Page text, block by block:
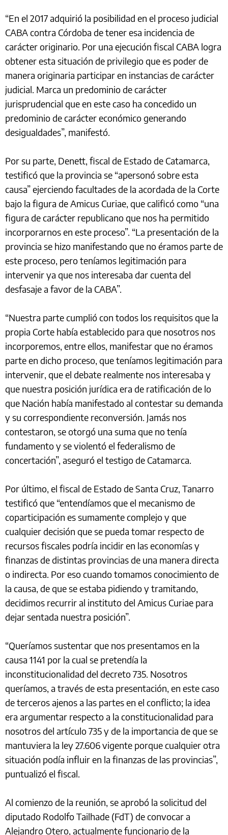
“En el 2017 adquirió la posibilidad en el proceso judicial
CABA contra Córdoba de tener esa incidencia de
carácter originario. Por una ejecución fiscal CABA logra
obtener esta situación de privilegio que es poder de
manera originaria participar en instancias de carácter
judicial. Marca un predominio de carácter
jurisprudencial que en este caso ha concedido un
predominio de carácter económico generando
desigualdades”, manifestó.
Por su parte, Denett, fiscal de Estado de Catamarca,
testificó que la provincia se “apersonó sobre esta
causa” ejerciendo facultades de la acordada de la Corte
bajo la figura de Amicus Curiae, que calificó como “una
figura de carácter republicano que nos ha permitido
incorporarnos en este proceso”. “La presentación de la
provincia se hizo manifestando que no éramos parte de
este proceso, pero teníamos legitimación para
intervenir ya que nos interesaba dar cuenta del
desfasaje a favor de la CABA”.
“Nuestra parte cumplió con todos los requisitos que la
propia Corte había establecido para que nosotros nos
incorporemos, entre ellos, manifestar que no éramos
parte en dicho proceso, que teníamos legitimación para
intervenir, que el debate realmente nos interesaba y
que nuestra posición jurídica era de ratificación de lo
que Nación había manifestado al contestar su demanda
y su correspondiente reconversión. Jamás nos
contestaron, se otorgó una suma que no tenía
fundamento y se violentó el federalismo de
concertación”, aseguró el testigo de Catamarca.
Por último, el fiscal de Estado de Santa Cruz, Tanarro
testificó que “entendíamos que el mecanismo de
coparticipación es sumamente complejo y que
cualquier decisión que se pueda tomar respecto de
recursos fiscales podría incidir en las economías y
finanzas de distintas provincias de una manera directa
o indirecta. Por eso cuando tomamos conocimiento de
la causa, de que se estaba pidiendo y tramitando,
decidimos recurrir al instituto del Amicus Curiae para
dejar sentada nuestra posición”.
“Queríamos sustentar que nos presentamos en la
causa 1141 por la cual se pretendía la
inconstitucionalidad del decreto 735. Nosotros
queríamos, a través de esta presentación, en este caso
de terceros ajenos a las partes en el conflicto; la idea
era argumentar respecto a la constitucionalidad para
nosotros del artículo 735 y de la importancia de que se
mantuviera la ley 27.606 vigente porque cualquier otra
situación podía influir en la finanzas de las provincias”,
puntualizó el fiscal.
Al comienzo de la reunión, se aprobó la solicitud del
diputado Rodolfo Tailhade (FdT) de convocar a
Alejandro Otero, actualmente funcionario de la